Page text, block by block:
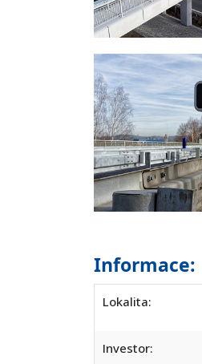
Informace:
Lokalita:
Investor: